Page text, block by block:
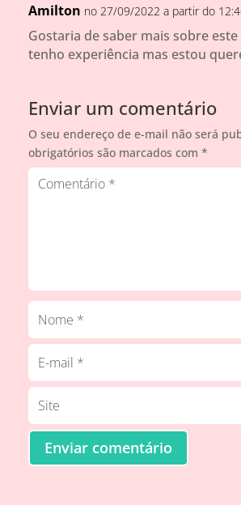
Amilton no 27/09/2022 a partir do
Gostaria de saber mais sobre
tenho experiência mas estou
Enviar um comentário
O seu endereço de e-mail não será
obrigatórios são marcados com *
Enviar comentário